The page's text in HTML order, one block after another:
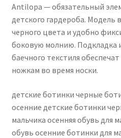
Antilopa — обязательный
детского гардероба. Модель
черного цвета и удобно
боковую молнию. Подкладка
баечного текстиля
ножкам во время носки.
детские ботинки черные
осенние детские ботинки
мальчика осенняя обувь для
обувь осенние ботинки для